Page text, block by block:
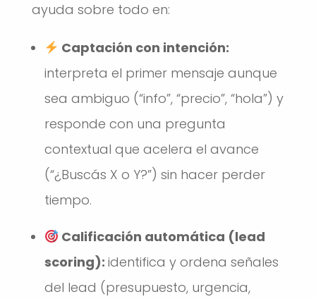
ayuda sobre todo en:
Captación con intención:
interpreta el primer mensaje aunque
sea ambiguo (“info”, “precio”, “hola”) y
responde con una pregunta
contextual que acelera el avance
(“¿Buscás X o Y?”) sin hacer perder
tiempo.
Calificación automática (lead
scoring): identifica y ordena señales
del lead (presupuesto, urgencia,